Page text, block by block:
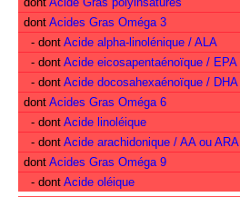
dont Acides Gras Oméga 3
- dont Acide alpha-linolénique / ALA
- dont Acide eicosapentaénoïque / EPA
- dont Acide docosahexaénoïque / DHA
dont Acides Gras Oméga 6
- dont Acide linoléique
- dont Acide arachidonique / AA ou ARA
dont Acides Gras Oméga 9
- dont Acide oléique